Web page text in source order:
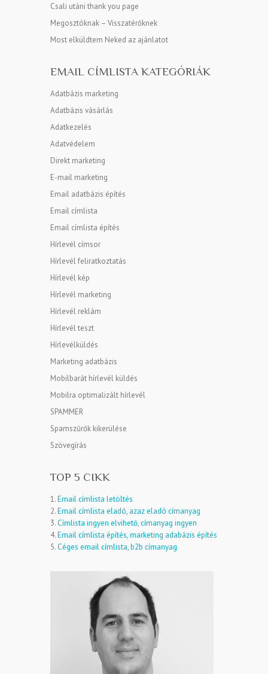
Csali utáni thank you page
Megosztóknak – Visszatérőknek
Most elküldtem Neked az ajánlatot
EMAIL CÍMLISTA KATEGÓRIÁK
Adatbázis marketing
Adatbázis vásárlás
Adatkezelés
Adatvédelem
Direkt marketing
E-mail marketing
Email adatbázis építés
Email címlista
Email címlista építés
Hírlevél címsor
Hírlevél feliratkoztatás
Hírlevél kép
Hírlevél marketing
Hírlevél reklám
Hírlevél teszt
Hírlevélküldés
Marketing adatbázis
Mobilbarát hírlevél küldés
Mobilra optimalizált hírlevél
SPAMMER
Spamszűrők kikerülése
Szövegírás
TOP 5 CIKK
1.Email címlista letöltés
2.Email címlista eladó, azaz eladó címanyag
3.Címlista ingyen elvihető, címanyag ingyen
4.Email címlista építés, marketing adabázis építés
5.Céges email címlista, b2b címanyag